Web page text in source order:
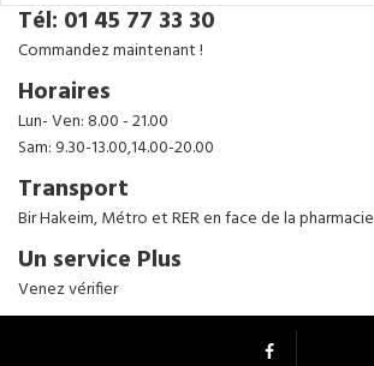
Tél: 01 45 77 33 30
Commandez maintenant !
Horaires
Lun- Ven: 8.00 - 21.00
Sam: 9.30-13.00,14.00-20.00
Transport
Bir Hakeim, Métro et RER en face de la pharmacie
Un service Plus
Venez vérifier